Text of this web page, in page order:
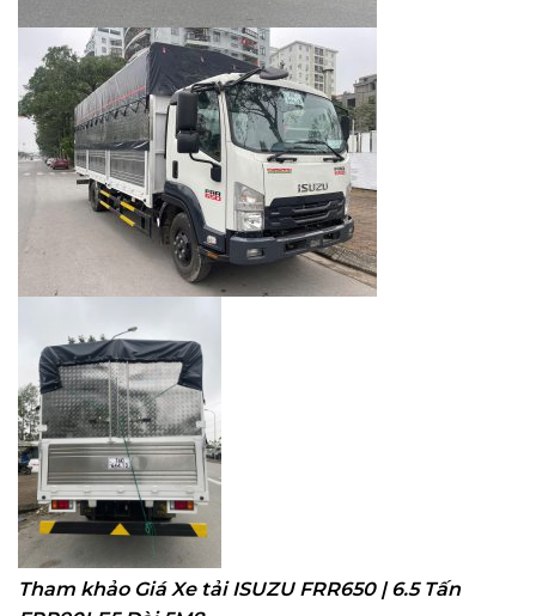
Tham khảo Giá Xe tải ISUZU FRR650 | 6.5 Tấn